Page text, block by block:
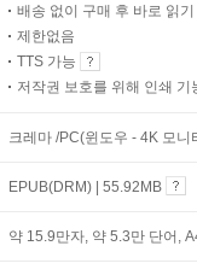
배송 없이 구매 후 바로 읽기
제한없음
TTS 가능
저작권 보호를 위해 인쇄 기
크레마 /PC(윈도우 - 4K 모
EPUB(DRM) | 55.92MB
약 15.9만자, 약 5.3만 단어,